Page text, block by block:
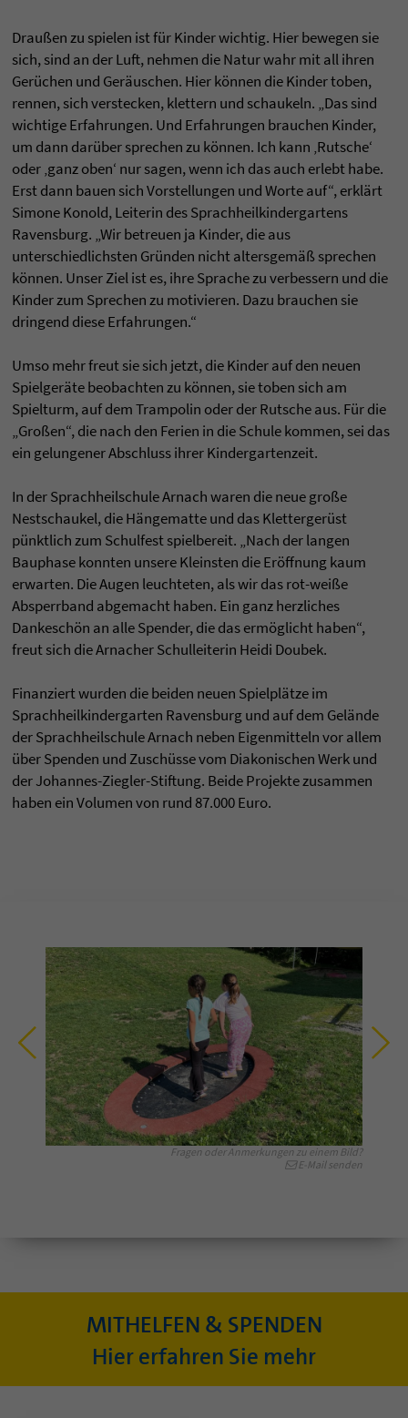
Draußen zu spielen ist für Kinder wichtig. Hier bewegen sie
sich, sind an der Luft, nehmen die Natur wahr mit all ihren
Gerüchen und Geräuschen. Hier können die Kinder toben,
rennen, sich verstecken, klettern und schaukeln. „Das sind
wichtige Erfahrungen. Und Erfahrungen brauchen Kinder,
um dann darüber sprechen zu können. Ich kann ‚Rutsche‘
oder ‚ganz oben‘ nur sagen, wenn ich das auch erlebt habe.
Erst dann bauen sich Vorstellungen und Worte auf“, erklärt
Simone Konold, Leiterin des Sprachheilkindergartens
Ravensburg. „Wir betreuen ja Kinder, die aus
unterschiedlichsten Gründen nicht altersgemäß sprechen
können. Unser Ziel ist es, ihre Sprache zu verbessern und die
Kinder zum Sprechen zu motivieren. Dazu brauchen sie
dringend diese Erfahrungen.“
Umso mehr freut sie sich jetzt, die Kinder auf den neuen
Spielgeräte beobachten zu können, sie toben sich am
Spielturm, auf dem Trampolin oder der Rutsche aus. Für die
„Großen“, die nach den Ferien in die Schule kommen, sei das
ein gelungener Abschluss ihrer Kindergartenzeit.
In der Sprachheilschule Arnach waren die neue große
Nestschaukel, die Hängematte und das Klettergerüst
pünktlich zum Schulfest spielbereit. „Nach der langen
Bauphase konnten unsere Kleinsten die Eröffnung kaum
erwarten. Die Augen leuchteten, als wir das rot-weiße
Absperrband abgemacht haben. Ein ganz herzliches
Dankeschön an alle Spender, die das ermöglicht haben“,
freut sich die Arnacher Schulleiterin Heidi Doubek.
Finanziert wurden die beiden neuen Spielplätze im
Sprachheilkindergarten Ravensburg und auf dem Gelände
der Sprachheilschule Arnach neben Eigenmitteln vor allem
über Spenden und Zuschüsse vom Diakonischen Werk und
der Johannes-Ziegler-Stiftung. Beide Projekte zusammen
haben ein Volumen von rund 87.000 Euro.
Fragen oder Anmerkungen zu einem Bild?
E-Mail senden
MITHELFEN & SPENDEN
Hier erfahren Sie mehr